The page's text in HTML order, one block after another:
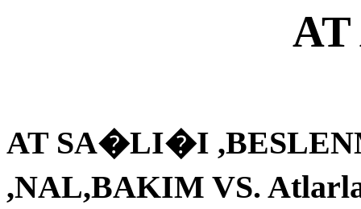
AT SA�LI�I
,NAL,BAKIM VS.